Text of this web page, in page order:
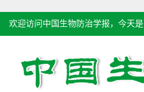
欢迎访问中国生物防治学报，今天是